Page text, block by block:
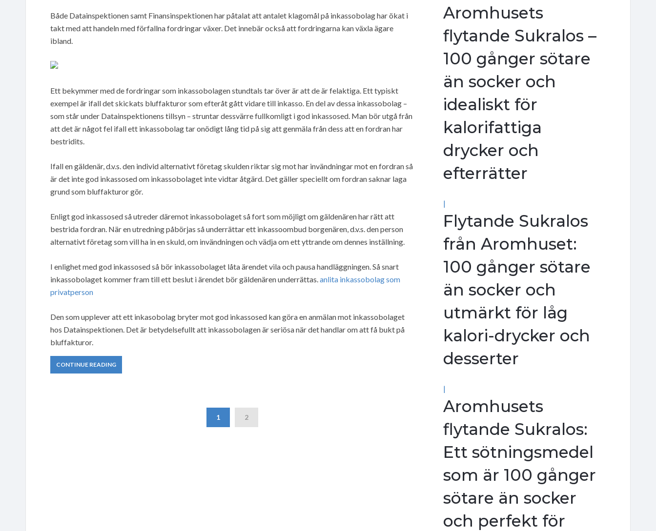
Både Datainspektionen samt Finansinspektionen har påtalat att antalet klagomål på inkassobolag har ökat i
takt med att handeln med förfallna fordringar växer. Det innebär också att fordringarna kan växla ägare
ibland.
Ett bekymmer med de fordringar som inkassobolagen stundtals tar över är att de är felaktiga. Ett typiskt
exempel är ifall det skickats bluffakturor som efteråt gått vidare till inkasso. En del av dessa inkassobolag –
som står under Datainspektionens tillsyn – struntar dessvärre fullkomligt i god inkassosed. Man bör utgå från
att det är något fel ifall ett inkassobolag tar onödigt lång tid på sig att genmäla från dess att en fordran har
bestridits.
Ifall en gäldenär, d.v.s. den individ alternativt företag skulden riktar sig mot har invändningar mot en fordran så
är det inte god inkassosed om inkassobolaget inte vidtar åtgärd. Det gäller speciellt om fordran saknar laga
grund som bluffakturor gör.
Enligt god inkassosed så utreder däremot inkassobolaget så fort som möjligt om gäldenären har rätt att
bestrida fordran. När en utredning påbörjas så underrättar ett inkassoombud borgenären, d.v.s. den person
alternativt företag som vill ha in en skuld, om invändningen och vädja om ett yttrande om dennes inställning.
I enlighet med god inkassosed så bör inkassobolaget låta ärendet vila och pausa handläggningen. Så snart
inkassobolaget kommer fram till ett beslut i ärendet bör gäldenären underrättas.anlita inkassobolag som
privatperson
Den som upplever att ett inkasobolag bryter mot god inkassosed kan göra en anmälan mot inkassobolaget
hos Datainspektionen. Det är betydelsefullt att inkassobolagen är seriösa när det handlar om att få bukt på
bluffakturor.
CONTINUE READING
1 2
Aromhusets
flytande Sukralos –
100 gånger sötare
än socker och
idealiskt för
kalorifattiga
drycker och
efterrätter
|
Flytande Sukralos
från Aromhuset:
100 gånger sötare
än socker och
utmärkt för låg
kalori-drycker och
desserter
|
Aromhusets
flytande Sukralos:
Ett sötningsmedel
som är 100 gånger
sötare än socker
och perfekt för